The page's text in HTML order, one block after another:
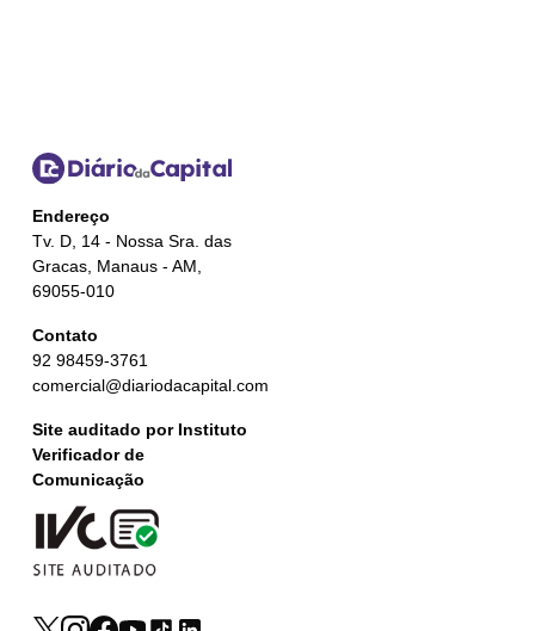
Endereço
Tv. D, 14 - Nossa Sra. das
Gracas, Manaus - AM,
69055-010
Contato
92 98459-3761
comercial@diariodacapital.com
Site auditado por Instituto
Verificador de
Comunicação